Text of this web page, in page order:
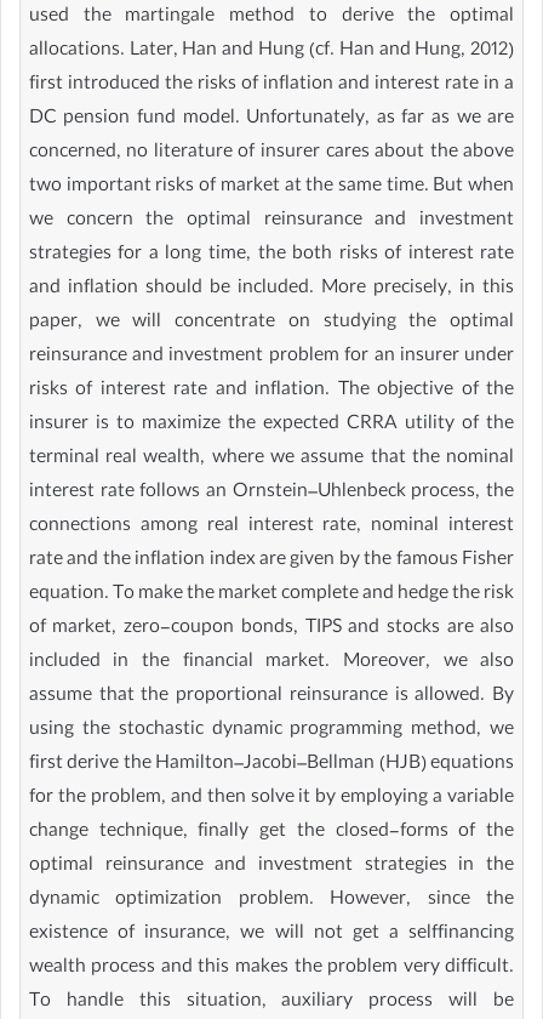
used the martingale method to derive the optimal
allocations. Later, Han and Hung (cf. Han and Hung, 2012)
first introduced the risks of inflation and interest rate in a
DC pension fund model. Unfortunately, as far as we are
concerned, no literature of insurer cares about the above
two important risks of market at the same time. But when
we concern the optimal reinsurance and investment
strategies for a long time, the both risks of interest rate
and inflation should be included. More precisely, in this
paper, we will concentrate on studying the optimal
reinsurance and investment problem for an insurer under
risks of interest rate and inflation. The objective of the
insurer is to maximize the expected CRRA utility of the
terminal real wealth, where we assume that the nominal
interest rate follows an Ornstein–Uhlenbeck process, the
connections among real interest rate, nominal interest
rate and the inflation index are given by the famous Fisher
equation. To make the market complete and hedge the risk
of market, zero-coupon bonds, TIPS and stocks are also
included in the financial market. Moreover, we also
assume that the proportional reinsurance is allowed. By
using the stochastic dynamic programming method, we
first derive the Hamilton–Jacobi–Bellman (HJB) equations
for the problem, and then solve it by employing a variable
change technique, finally get the closed-forms of the
optimal reinsurance and investment strategies in the
dynamic optimization problem. However, since the
existence of insurance, we will not get a selffinancing
wealth process and this makes the problem very difficult.
To handle this situation, auxiliary process will be